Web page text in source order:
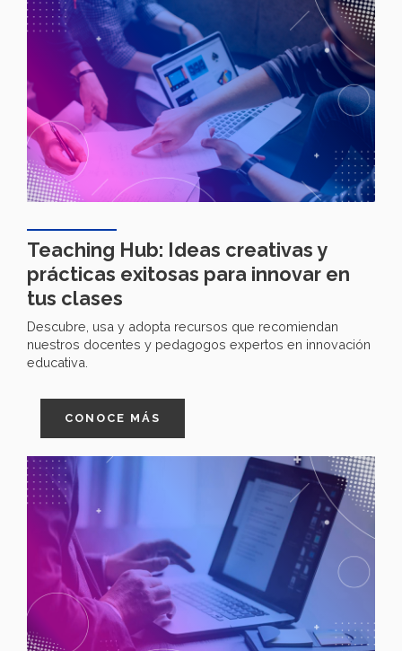
Teaching Hub: Ideas creativas y
prácticas exitosas para innovar en
tus clases
Descubre, usa y adopta recursos que recomiendan
nuestros docentes y pedagogos expertos en innovación
educativa.
CONOCE MÁS